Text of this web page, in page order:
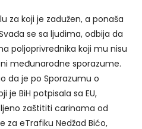
za koji je zadužen, a ponaša
se sa ljudima, odbija da
poljoprivrednika koji mu nisu
međunarodne sporazume.
da je po Sporazumu o
je BiH potpisala sa EU,
zaštititi carinama od
za eTrafiku Nedžad Bićo,